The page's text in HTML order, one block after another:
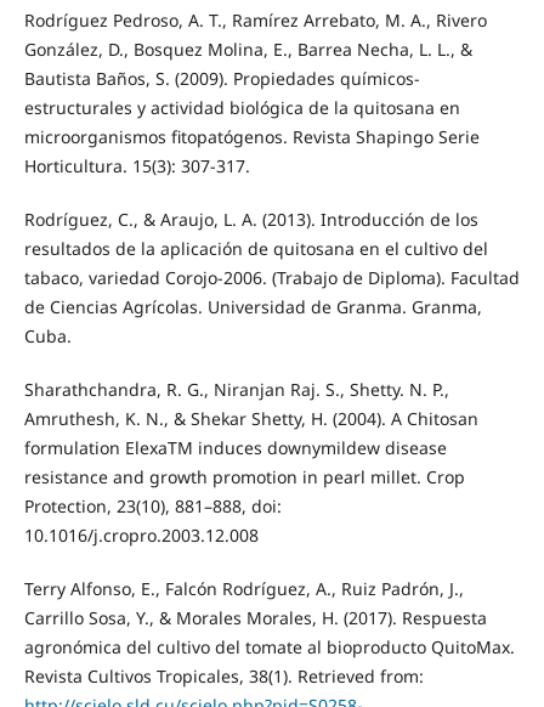
Rodríguez Pedroso, A. T., Ramírez Arrebato, M. A., Rivero
González, D., Bosquez Molina, E., Barrea Necha, L. L., &
Bautista Baños, S. (2009). Propiedades químicos-
estructurales y actividad biológica de la quitosana en
microorganismos fitopatógenos. Revista Shapingo Serie
Horticultura. 15(3): 307-317.
Rodríguez, C., & Araujo, L. A. (2013). Introducción de los
resultados de la aplicación de quitosana en el cultivo del
tabaco, variedad Corojo-2006. (Trabajo de Diploma). Facultad
de Ciencias Agrícolas. Universidad de Granma. Granma,
Cuba.
Sharathchandra, R. G., Niranjan Raj. S., Shetty. N. P.,
Amruthesh, K. N., & Shekar Shetty, H. (2004). A Chitosan
formulation ElexaTM induces downymildew disease
resistance and growth promotion in pearl millet. Crop
Protection, 23(10), 881–888, doi:
10.1016/j.cropro.2003.12.008
Terry Alfonso, E., Falcón Rodríguez, A., Ruiz Padrón, J.,
Carrillo Sosa, Y., & Morales Morales, H. (2017). Respuesta
agronómica del cultivo del tomate al bioproducto QuitoMax.
Revista Cultivos Tropicales, 38(1). Retrieved from: